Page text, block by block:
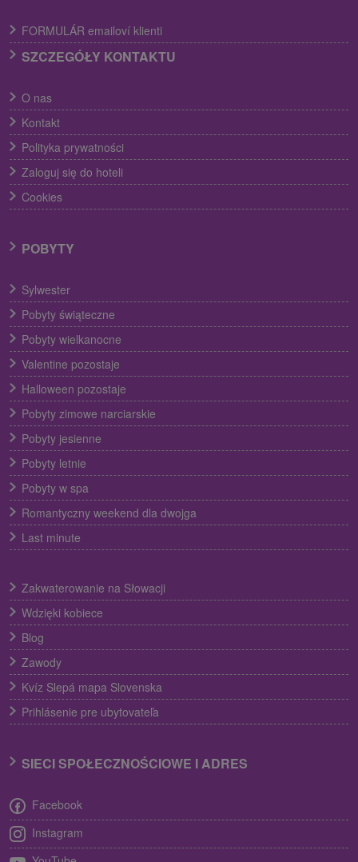
FORMULÁR emailoví klienti
SZCZEGÓŁY KONTAKTU
O nas
Kontakt
Polityka prywatności
Zaloguj się do hoteli
Cookies
POBYTY
Sylwester
Pobyty świąteczne
Pobyty wielkanocne
Valentine pozostaje
Halloween pozostaje
Pobyty zimowe narciarskie
Pobyty jesienne
Pobyty letnie
Pobyty w spa
Romantyczny weekend dla dwojga
Last minute
Zakwaterowanie na Słowacji
Wdzięki kobiece
Blog
Zawody
Kvíz Slepá mapa Slovenska
Prihlásenie pre ubytovateľa
SIECI SPOŁECZNOŚCIOWE I ADRES
Facebook
Instagram